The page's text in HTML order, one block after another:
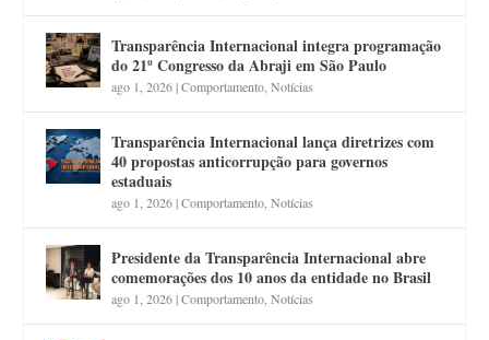
Transparência Internacional integra programação
do 21º Congresso da Abraji em São Paulo
ago 1, 2026|Comportamento ,Notícias
Transparência Internacional lança diretrizes com
40 propostas anticorrupção para governos
estaduais
ago 1, 2026|Comportamento ,Notícias
Presidente da Transparência Internacional abre
comemorações dos 10 anos da entidade no Brasil
ago 1, 2026|Comportamento ,Notícias